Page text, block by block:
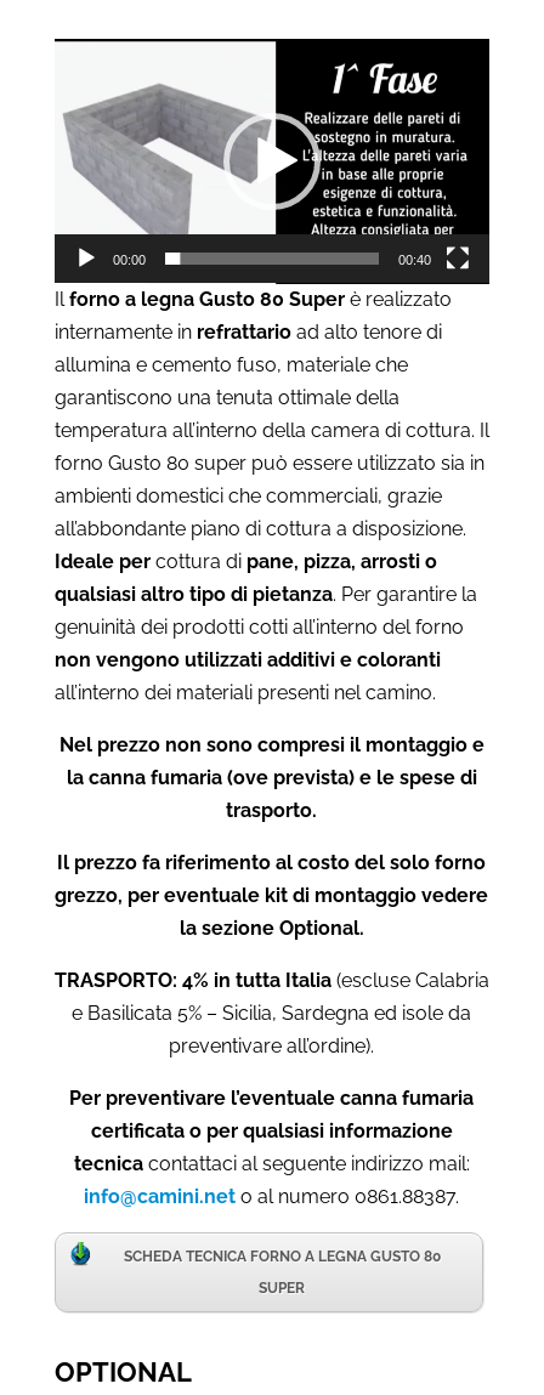
00:00 00:40
Ilforno a legna Gusto 80 Superè realizzato
internamente in refrattarioad alto tenore di
allumina e cemento fuso, materiale che
garantiscono una tenuta ottimale della
temperatura all’interno della camera di cottura. Il
forno Gusto 80 super può essere utilizzato sia in
ambienti domestici che commerciali, grazie
all’abbondante piano di cottura a disposizione.
Ideale percottura di pane, pizza, arrosti o
qualsiasi altro tipo di pietanza. Per garantire la
genuinità dei prodotti cotti all’interno del forno
non vengono utilizzati additivi e coloranti
all’interno dei materiali presenti nel camino.
Nel prezzo non sono compresi il montaggio e
la canna fumaria (ove prevista) e le spese di
trasporto.
Il prezzo fa riferimento al costo del solo forno
grezzo, per eventuale kit di montaggio vedere
la sezione Optional.
TRASPORTO: 4% in tutta Italia (escluse Calabria
e Basilicata 5% – Sicilia, Sardegna ed isole da
preventivare all’ordine).
Per preventivare l’eventuale canna fumaria
certificata o per qualsiasi informazione
tecnicacontattaci al seguente indirizzo mail:
info@camini.net o al numero 0861.88387.
SCHEDA TECNICA FORNO A LEGNA GUSTO 80
SUPER
OPTIONAL